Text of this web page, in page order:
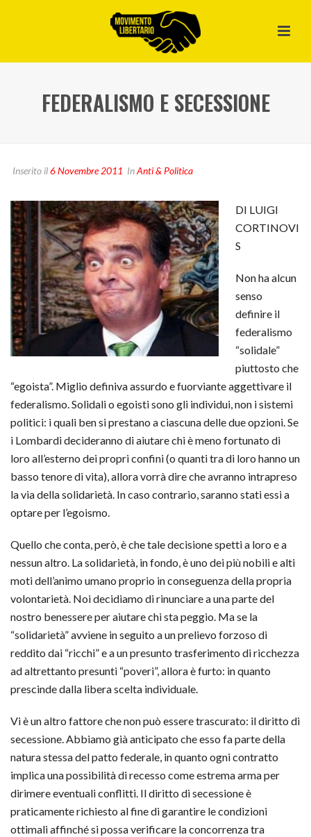
FEDERALISMO E SECESSIONE
Inserito il6 Novembre 2011 InAnti & Politica
DI LUIGI
CORTINOVI
S
Non ha alcun
senso
definire il
federalismo
“solidale”
piuttosto che
“egoista”. Miglio definiva assurdo e fuorviante aggettivare il
federalismo. Solidali o egoisti sono gli individui, non i sistemi
politici: i quali ben si prestano a ciascuna delle due opzioni. Se
i Lombardi decideranno di aiutare chi è meno fortunato di
loro all’esterno dei propri confini (o quanti tra di loro hanno un
basso tenore di vita), allora vorrà dire che avranno intrapreso
la via della solidarietà. In caso contrario, saranno stati essi a
optare per l’egoismo.
Quello che conta, però, è che tale decisione spetti a loro e a
nessun altro. La solidarietà, in fondo, è uno dei più nobili e alti
moti dell’animo umano proprio in conseguenza della propria
volontarietà. Noi decidiamo di rinunciare a una parte del
nostro benessere per aiutare chi sta peggio. Ma se la
“solidarietà” avviene in seguito a un prelievo forzoso di
reddito dai “ricchi” e a un presunto trasferimento di ricchezza
ad altrettanto presunti “poveri”, allora è furto: in quanto
prescinde dalla libera scelta individuale.
Vi è un altro fattore che non può essere trascurato: il diritto di
secessione. Abbiamo già anticipato che esso fa parte della
natura stessa del patto federale, in quanto ogni contratto
implica una possibilità di recesso come estrema arma per
dirimere eventuali conflitti. Il diritto di secessione è
praticamente richiesto al fine di garantire le condizioni
ottimali affinché si possa verificare la concorrenza tra